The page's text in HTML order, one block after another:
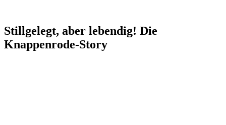
Stillgelegt, aber lebendig! Die
Knappenrode-Story